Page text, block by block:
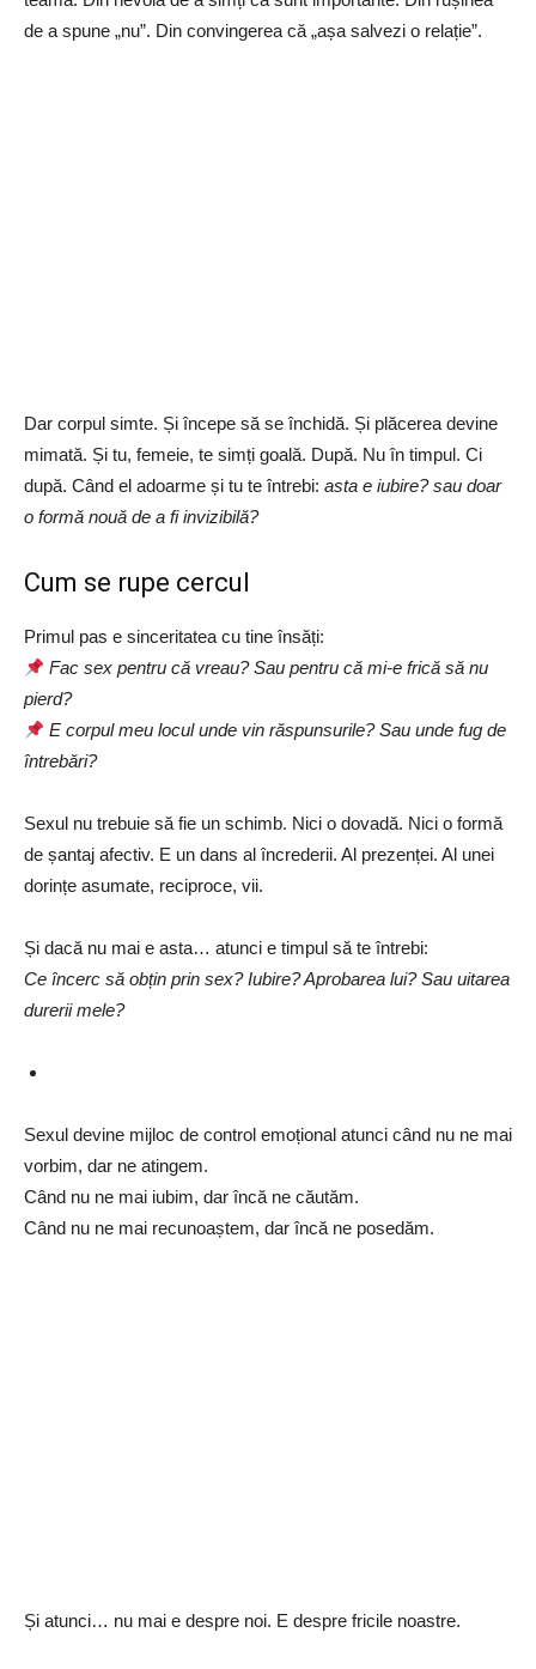
de a spune „nu”. Din convingerea că „așa salvezi o relație”.
Dar corpul simte. Și începe să se închidă. Și plăcerea devine
mimată. Și tu, femeie, te simți goală. După. Nu în timpul. Ci
după. Când el adoarme și tu te întrebi: asta e iubire? sau doar
o formă nouă de a fi invizibilă?
Cum se rupe cercul
Primul pas e sinceritatea cu tine însăți:
Fac sex pentru că vreau? Sau pentru că mi-e frică să nu
pierd?
E corpul meu locul unde vin răspunsurile? Sau unde fug de
întrebări?
Sexul nu trebuie să fie un schimb. Nici o dovadă. Nici o formă
de șantaj afectiv. E un dans al încrederii. Al prezenței. Al unei
dorințe asumate, reciproce, vii.
Și dacă nu mai e asta… atunci e timpul să te întrebi:
Ce încerc să obțin prin sex? Iubire? Aprobarea lui? Sau uitarea
durerii mele?
Sexul devine mijloc de control emoțional atunci când nu ne mai
vorbim, dar ne atingem.
Când nu ne mai iubim, dar încă ne căutăm.
Când nu ne mai recunoaștem, dar încă ne posedăm.
Și atunci… nu mai e despre noi. E despre fricile noastre.